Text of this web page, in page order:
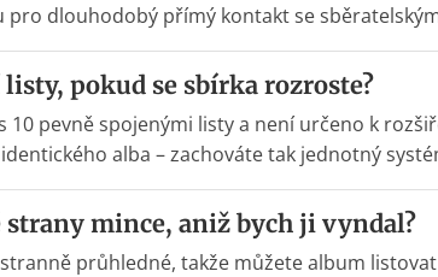
pro dlouhodobý přímý kontakt se
pokud se sbírka rozroste?
10 pevně spojenými listy a není určeno k
alba – zachováte tak jednotný
strany mince, aniž bych ji vyndal?
průhledné, takže můžete album